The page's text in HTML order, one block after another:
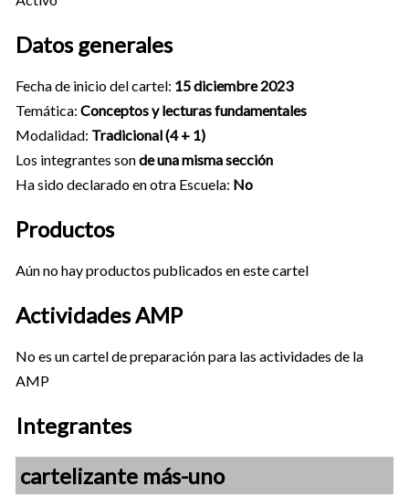
Datos generales
Fecha de inicio del cartel: 15 diciembre 2023
Temática: Conceptos y lecturas fundamentales
Modalidad: Tradicional (4 + 1)
Los integrantes sonde una misma sección
Ha sido declarado en otra Escuela: No
Productos
Aún no hay productos publicados en este cartel
Actividades AMP
No es un cartel de preparación para las actividades de la
AMP
Integrantes
cartelizante más-uno